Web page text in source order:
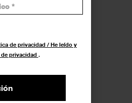
de privacidad / He leído y
privacidad .